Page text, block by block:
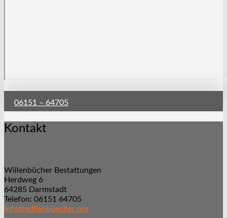
06151 – 64705
Kontakt
Willenbücher Bestattungen
Herdweg 6
64285 Darmstadt
Telefon: 06151 64705
info@willenbuecher.org